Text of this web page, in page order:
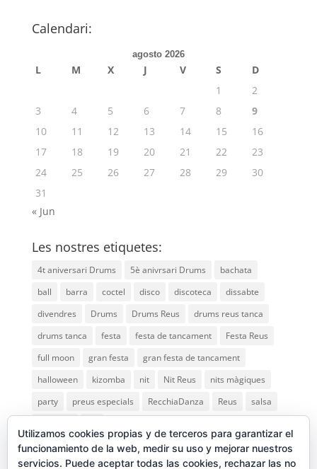
Calendari:
agosto 2026
L M X J V S
D
1
2
3
4 5 6 7 8
9
10
11 12 13 14 15
16
17
18 19 20 21 22
23
24
25 26 27 28 29
30
31
« Jun
Les nostres etiquetes:
4t aniversari Drums 5è anivrsari Drums
bachata
ball
barra coctel disco discoteca
dissabte
divendres
Drums Drums Reus
drums reus tanca
drums tanca
festa festa de tancament
Festa Reus
full moon
gran festa
gran festa de tancament
halloween
kizomba nit Nit Reus
nits màgiques
party
preus especials RecchiaDanza Reus
salsa
Utilizamos cookies propias y de terceros para garantizar el
funcionamiento de la web, medir su uso y mejorar nuestros
servicios. Puede aceptar todas las cookies, rechazar las no